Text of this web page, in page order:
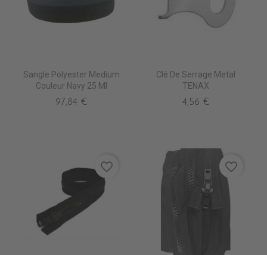
Sangle Polyester Medium
Couleur Navy 25 Ml
97,84 €
Clé De Serrage Metal
TENAX
4,56 €
favorite_border favorite_border